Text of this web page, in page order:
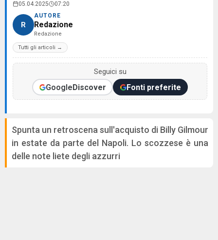
05.04.2025 07:20
R
AUTORE
Redazione
Redazione
Tutti gli articoli →
Seguici su
GoogleDiscover Fonti preferite
Spunta un retroscena sull'acquisto di Billy Gilmour
in estate da parte del Napoli. Lo scozzese è una
delle note liete degli azzurri